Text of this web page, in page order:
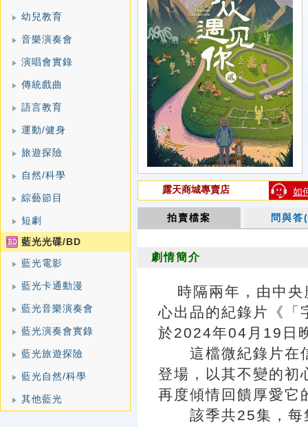
幼兒教育
音樂演奏會
演唱會實錄
傳統戲曲
語言教育
運動/健身
旅遊探險
自然/科學
綜藝節目
短劇
藍光光碟/BD
藍光電影
藍光卡通動漫
藍光音樂演奏會
藍光演奏會實錄
藍光旅遊探險
藍光自然/科學
其他藍光
如
露天商城專賣店
拍賣檔案 問與
劇情簡介
時隔兩年，由中
心出品的紀錄片《「
於2024年04月19日
這檔微紀錄片在信
登場，以其不變的初
再度傾情回饋厚愛它
該季共25集，每